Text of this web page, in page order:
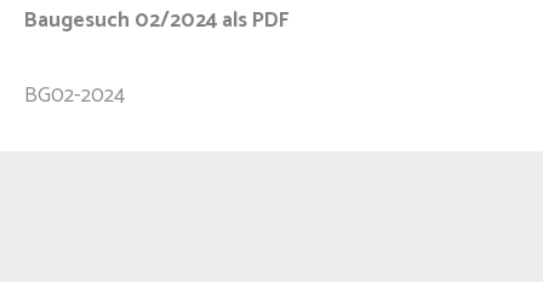
Baugesuch 02/2024 als PDF
BG02-2024